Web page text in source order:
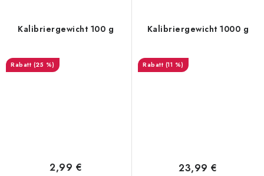
Kalibriergewicht 100 g
(25 %)
2,99 €
Kalibriergewicht 1000 g
(11 %)
23,99 €